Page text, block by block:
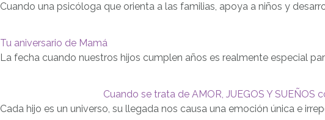
Cuando una psicóloga que orienta a las familias, apoya a niños y
Tu aniversario de Mamá
La fecha cuando nuestros hijos cumplen años es realmente especial
Cuando se trata de AMOR, JUEGOS Y SUEÑOS
Cada hijo es un universo, su llegada nos causa una emoción única e